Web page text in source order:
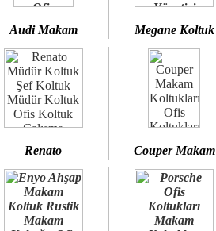
Audi Makam Megane Koltuk
Renato Couper Makam